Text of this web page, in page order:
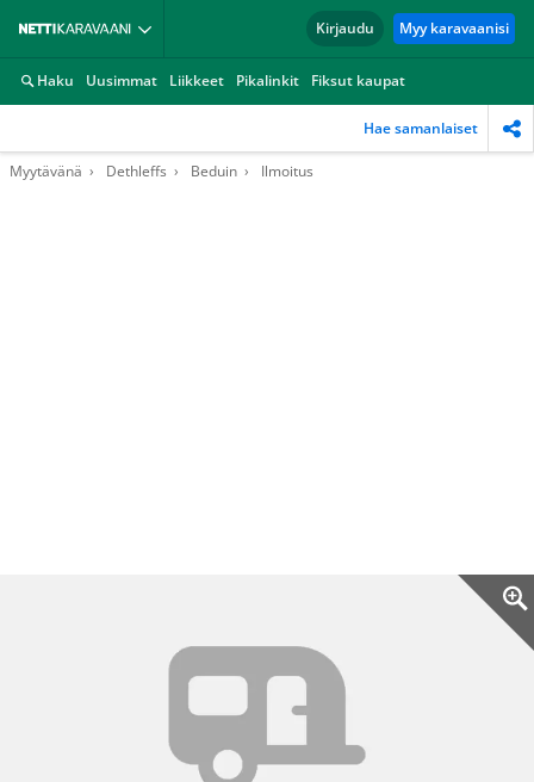
Kirjaudu Myy karavaanisi
Haku Uusimmat Liikkeet Pikalinkit Fiksut kaupat
Hae samanlaiset
Myytävänä Dethleffs Beduin Ilmoitus